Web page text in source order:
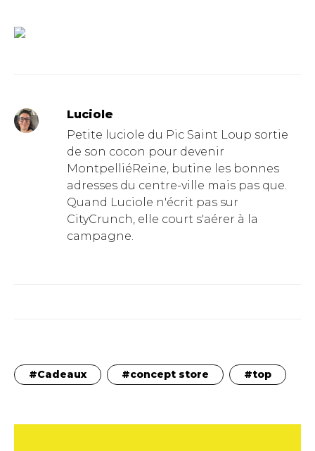
Luciole
Petite luciole du Pic Saint Loup sortie
de son cocon pour devenir
MontpelliéReine, butine les bonnes
adresses du centre-ville mais pas que.
Quand Luciole n'écrit pas sur
CityCrunch, elle court s'aérer à la
campagne.
Cadeaux concept store top